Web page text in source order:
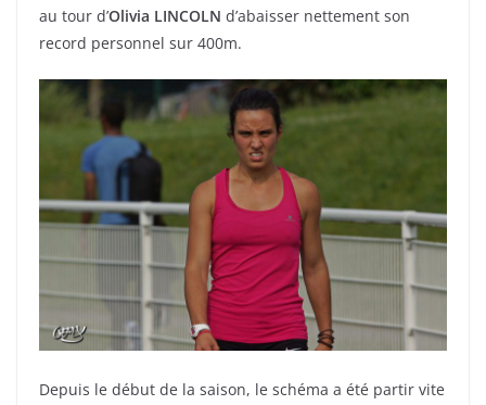
au tour d’Olivia LINCOLN d’abaisser nettement son
record personnel sur 400m.
Depuis le début de la saison, le schéma a été partir vite